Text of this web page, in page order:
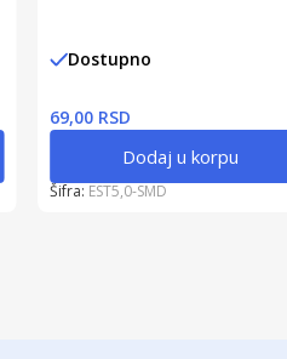
Dostupno
69,00 RSD
Dodaj u korpu
Šifra: EST5,0-SMD